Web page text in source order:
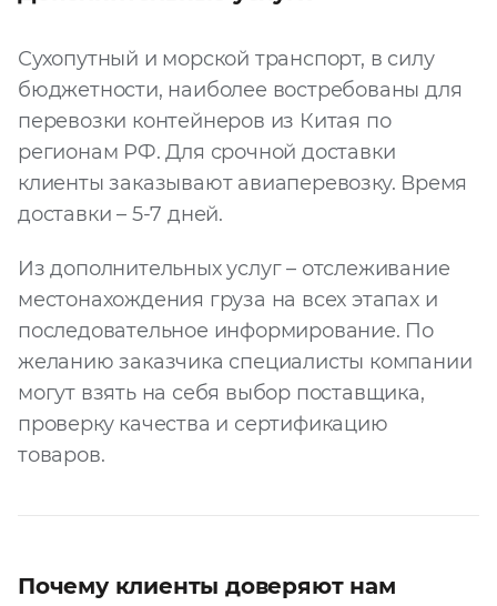
Сухопутный и морской транспорт, в силу
бюджетности, наиболее востребованы для
перевозки контейнеров из Китая по
регионам РФ. Для срочной доставки
клиенты заказывают авиаперевозку. Время
доставки – 5-7 дней.
Из дополнительных услуг – отслеживание
местонахождения груза на всех этапах и
последовательное информирование. По
желанию заказчика специалисты компании
могут взять на себя выбор поставщика,
проверку качества и сертификацию
товаров.
Почему клиенты доверяют нам